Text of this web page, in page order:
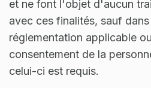
et ne font l'objet d'aucun
avec ces finalités, sauf
réglementation applicable
consentement de la
celui-ci est requis.